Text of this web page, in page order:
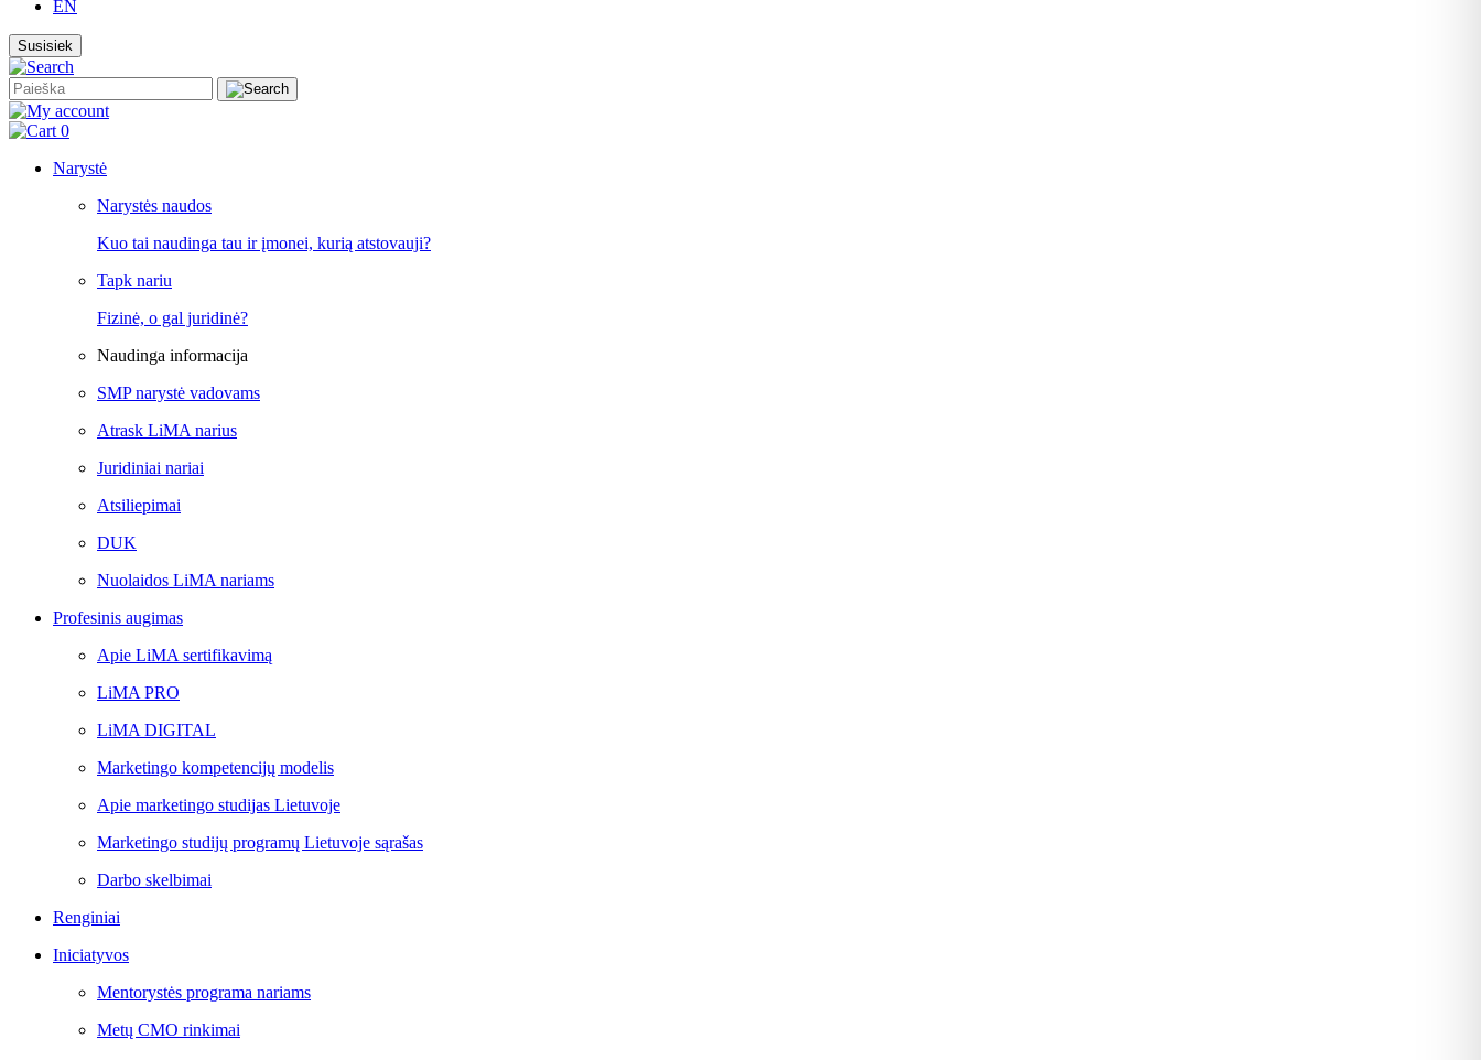
EN
Susisiek
0
Narystė
Narystės naudos
Kuo tai naudinga tau ir įmonei, kurią atstovauji?
Tapk nariu
Fizinė, o gal juridinė?
Naudinga informacija
SMP narystė vadovams
Atrask LiMA narius
Juridiniai nariai
Atsiliepimai
DUK
Nuolaidos LiMA nariams
Profesinis augimas
Apie LiMA sertifikavimą
LiMA PRO
LiMA DIGITAL
Marketingo kompetencijų modelis
Apie marketingo studijas Lietuvoje
Marketingo studijų programų Lietuvoje sąrašas
Darbo skelbimai
Renginiai
Iniciatyvos
Mentorystės programa nariams
Metų CMO rinkimai